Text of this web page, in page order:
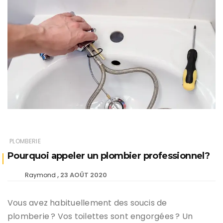
PLOMBERIE
Pourquoi appeler un plombier professionnel?
Raymond 23 AOÛT 2020
Vous avez habituellement des soucis de
plomberie ? Vos toilettes sont engorgées ? Un